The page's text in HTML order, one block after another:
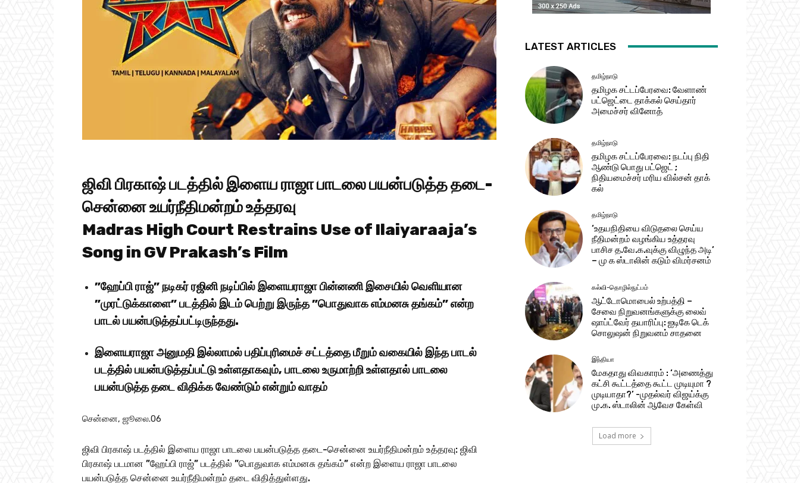
ஜிவி பிரகாஷ் படத்தில் இளைய ராஜா பாடலை பயன்படுத்த தடை-
சென்னை உயர்நீதிமன்றம் உத்தரவு
Madras High Court Restrains Use of Ilaiyaraaja’s
Song in GV Prakash’s Film
”ஹேப்பி ராஜ்” நடிகர் ரஜினி நடிப்பில் இளையராஜா பின்னணி இசையில் வெளியான
”முரட்டுக்காளை” படத்தில் இடம் பெற்று இருந்த ”பொதுவாக எம்மனசு தங்கம்” என்ற
பாடல் பயன்படுத்தப்பட்டிருந்தது.
இளையராஜா அனுமதி இல்லாமல் பதிப்புரிமைச் சட்டத்தை மீறும் வகையில் இந்த பாடல்
படத்தில் பயன்படுத்தப்பட்டு உள்ளதாகவும், பாடலை உருமாற்றி உள்ளதால் பாடலை
பயன்படுத்த தடை விதிக்க வேண்டும் என்றும் வாதம்
சென்னை, ஜூலை.06
ஜிவி பிரகாஷ் படத்தில் இளைய ராஜா பாடலை பயன்படுத்த தடை-சென்னை உயர்நீதிமன்றம் உத்தரவு: ஜிவி
பிரகாஷ் படமான ”ஹேப்பி ராஜ்” படத்தில் ”பொதுவாக எம்மனசு தங்கம்” என்ற இளைய ராஜா பாடலை
பயன்படுத்த சென்னை உயர்நீதிமன்றம் தடை விதித்துள்ளது.
LATEST ARTICLES
தமிழ்நாடு
தமிழக சட்​டப்​பேர​வை: வேளாண்
பட்​ஜெட்டை தாக்கல் செய்தார்
அமைச்சர் வினோத்
தமிழ்நாடு
தமிழக சட்டப்பேரவை: நடப்பு நிதி
ஆண்​டு பொது பட்ஜெட் ;
நிதியமைச்சர் மரிய வில்சன் தாக்​
கல்
தமிழ்நாடு
‘உதயநிதியை விடுதலை செய்ய
நீதிமன்றம் வழங்கிய உத்தரவு
பாசிச த.வே.க.வுக்கு விழுந்த அடி’
– மு க ஸ்டாலின் கடும் விமர்சனம்
கல்வி-தொழில்நுட்பம்
ஆட்டோமொபைல் உற்பத்தி –
சேவை நிறுவனங்களுக்கு லைவ்
ஷாப்ட்வேர் தயாரிப்பு: ஐடிகே டெக்
சொலுஷன் நிறுவனம் சாதனை
இந்தியா
மேகதாது விவகாரம் : ‘அணைத்து
கட்சி கூட்டத்தை கூட்ட முடியுமா ?
முடியாதா?’ -முதல்வர் விஜய்க்கு
மு.க. ஸ்டாலின் ஆவேச கேள்வி
Load more